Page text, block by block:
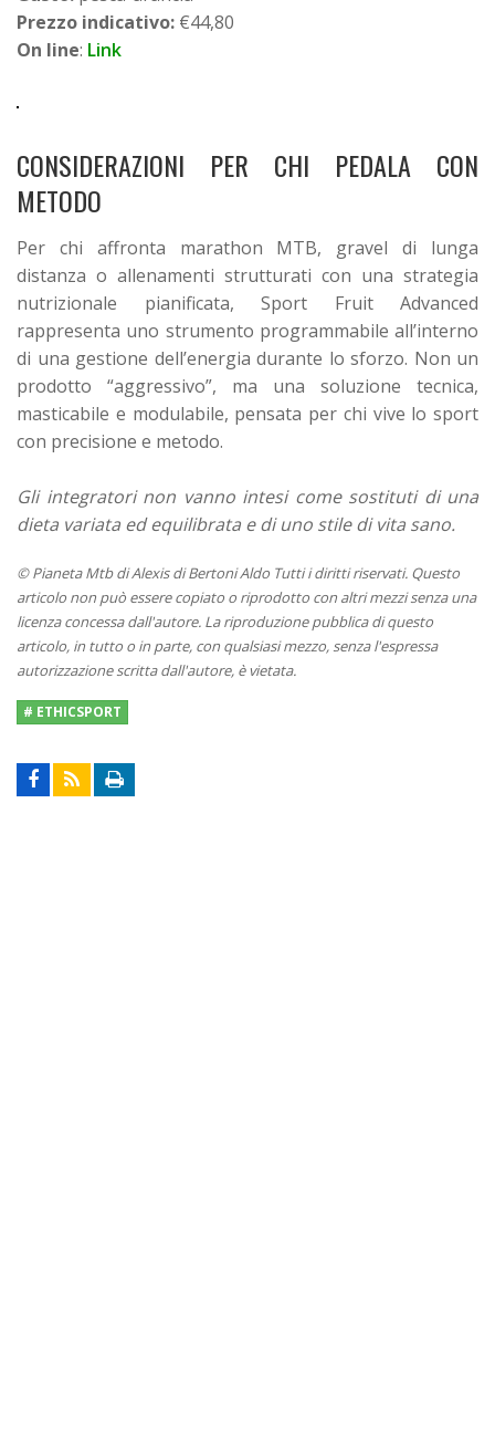
Prezzo indicativo: €44,80
On line: Link
CONSIDERAZIONI PER CHI PEDALA CON
METODO
Per chi affronta marathon MTB, gravel di lunga
distanza o allenamenti strutturati con una strategia
nutrizionale pianificata, Sport Fruit Advanced
rappresenta uno strumento programmabile all’interno
di una gestione dell’energia durante lo sforzo. Non un
prodotto “aggressivo”, ma una soluzione tecnica,
masticabile e modulabile, pensata per chi vive lo sport
con precisione e metodo.
Gli integratori non vanno intesi come sostituti di una
dieta variata ed equilibrata e di uno stile di vita sano.
© Pianeta Mtb di Alexis di Bertoni Aldo Tutti i diritti riservati. Questo
articolo non può essere copiato o riprodotto con altri mezzi senza una
licenza concessa dall'autore. La riproduzione pubblica di questo
articolo, in tutto o in parte, con qualsiasi mezzo, senza l'espressa
autorizzazione scritta dall'autore, è vietata.
# ETHICSPORT